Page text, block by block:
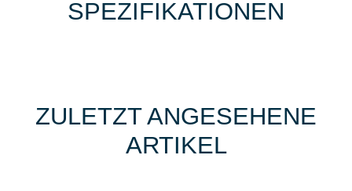
SPEZIFIKATIONEN
ZULETZT ANGESEHENE
ARTIKEL